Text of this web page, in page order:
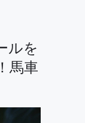
ルを
馬車